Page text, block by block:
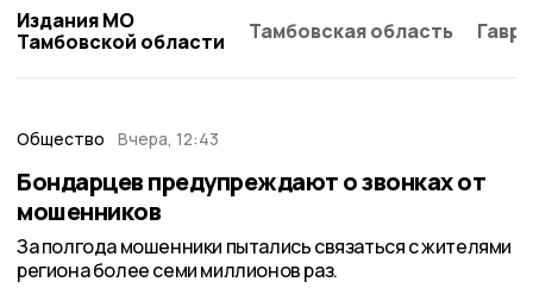
Издания МО
Тамбовской области
Тамбовская область
Общество Вчера, 12:43
Бондарцев предупреждают о звонках от
мошенников
За полгода мошенники пытались связаться с жителями
региона более семи миллионов раз.